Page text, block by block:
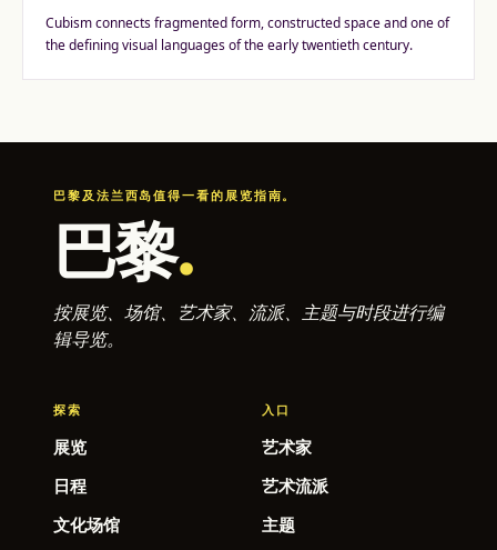
Cubism connects fragmented form, constructed space and one of
the defining visual languages of the early twentieth century.
巴黎及法兰西岛值得一看的展览指南。
巴黎.
按展览、场馆、艺术家、流派、主题与时段进行编
辑导览。
探索
展览
日程
文化场馆
入口
艺术家
艺术流派
主题